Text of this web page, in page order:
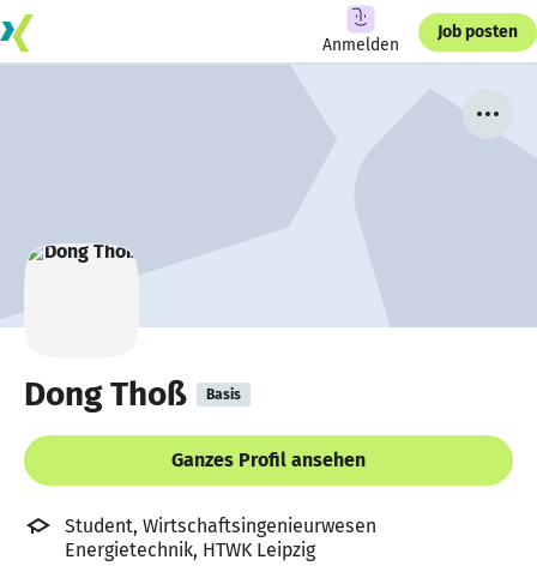
Anmelden
Job posten
Dong Thoß Basis
Ganzes Profil ansehen
Student, Wirtschaftsingenieurwesen
Energietechnik, HTWK Leipzig